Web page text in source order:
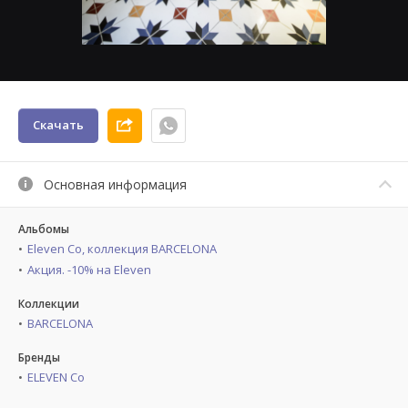
Скачать
Основная информация
Альбомы
Eleven Co, коллекция BARCELONA
Акция. -10% на Eleven
Коллекции
BARCELONA
Бренды
ELEVEN Co